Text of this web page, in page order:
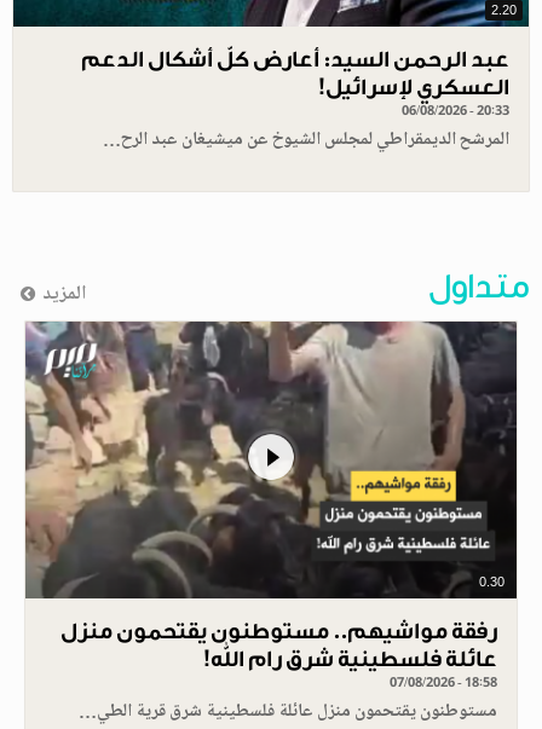
2.20
عبد الرحمن السيد: أعارض كلّ أشكال الدعم
العسكري لإسرائيل!
06/08/2026 - 20:33
المرشح الديمقراطي لمجلس الشيوخ عن ميشيغان عبد الرح…
متداول المزيد
0.30
رفقة مواشيهم.. مستوطنون يقتحمون منزل
عائلة فلسطينية شرق رام الله!
07/08/2026 - 18:58
مستوطنون يقتحمون منزل عائلة فلسطينية شرق قرية الطي…